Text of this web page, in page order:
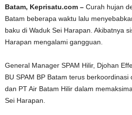
Batam, Keprisatu.com – Curah hujan
Batam beberapa waktu lalu
baku di Waduk Sei Harapan. Akibatnya
Harapan mengalami gangguan.
General Manager SPAM Hilir, Djohan
BU SPAM BP Batam terus berkoordinasi
dan PT Air Batam Hilir dalam
Sei Harapan.